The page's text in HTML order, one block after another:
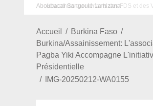
Aboubacar Sangoulé Lamizana
Accueil
Burkina Faso
Burkina/Assainissement:
Pagba Yiki Accompagne
Présidentielle
IMG-20250212-WA0155